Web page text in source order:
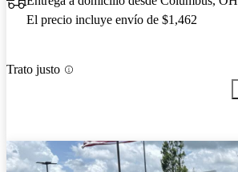
El precio incluye envío de $1,462
Trato justo